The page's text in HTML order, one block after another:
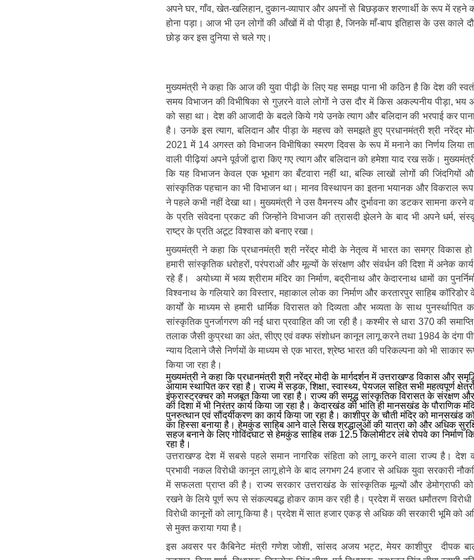
अपने घर, गाँव, खेत-खलिहान, दुकान-व्यापार और अपनों से बिछड़कर शरणार्थी के रूप में रहने
होना पड़ा। आज भी उन लोगों की आँखों में वो पीड़ा है, जिनके माँ-बाप इतिहास के उस काले
छोड़ कर इस दुनिया से चले गए।
मुख्यमंत्री ने कहा कि आज की युवा पीढ़ी के लिए यह समझ पाना भी कठिन है कि देश की
समय विभाजन की विभीषिका से गुज़रने वाले लोगों ने उस दौर में किस अकल्पनीय पीड़ा, भय
को सहा था। देश की आजादी के बदले किये गये उनके त्याग और बलिदान की भरपाई कर
है। उनके इस त्याग, बलिदान और पीड़ा के महत्त्व को समझते हुए प्रधानमंत्री श्री नरेंद्र
2021 में 14 अगस्त को विभाजन विभीषिका स्मरण दिवस के रूप में मनाने का निर्णय लिया
वाली पीढ़ियां अपने पूर्वजों द्वारा किए गए त्याग और बलिदान को हमेशा याद रख सकें।
कि यह विभाजन केवल एक भूभाग का बँटवारा नहीं था, बल्कि लाखों लोगों की जिंदगियों
सांस्कृतिक पहचान का भी विभाजन था। मानव विस्थापन का इतना भयानक और विकराल रूप
ने पहले कभी नहीं देखा था। मुख्यमंत्री ने उस वैमनस्य और दुर्भावना का डटकर सामना करने
के प्रति संवेदना प्रकट की जिन्होंने विभाजन की त्रासदी झेलने के बाद भी अपने धर्म,
राष्ट्र के प्रति अटूट विश्वास को बनाए रखा।
मुख्यमंत्री ने कहा कि प्रधानमंत्री श्री नरेंद्र मोदी के नेतृत्व में भारत का समग्र विकास हो
हमारी सांस्कृतिक धरोहरों, परंपराओं और मूल्यों के संरक्षण और संवर्धन की दिशा में अनेक
रहे हैं। अयोध्या में भव्य श्रीराम मंदिर का निर्माण, बद्रीनाथ और केदारनाथ धामों का
विश्वनाथ के गलियारे का विस्तार, महाकाल लोक का निर्माण और करतारपुर साहिब कॉरिडोर
कार्यों के माध्यम से हमारी धार्मिक विरासत को दिव्यता और भव्यता के साथ पुनर्स्थापित
सांस्कृतिक पुनर्जागरण की नई धारा प्रवाहित की जा रही है। कश्मीर से धारा 370 की
तलाक जैसी कुप्रथा का अंत, सीएए एवं वक्फ संशोधन कानून लागू करने तथा 1984 के दंगा
न्याय दिलाने जैसे निर्णयों के माध्यम से एक भारत, श्रेष्ठ भारत की परिकल्पना को भी साकार
किया जा रहा है।
मुख्यमंत्री ने कहा कि प्रधानमंत्री श्री नरेंद्र मोदी के मार्गदर्शन में उत्तराखण्ड विकास और
आयाम स्थापित कर रहा है। राज्य में सड़क, शिक्षा, स्वास्थ्य, पेयजल सहित सभी महत्वपूर्ण
इंफ्रास्ट्रक्चर को मजबूत किया जा रहा है। राज्य की समृद्ध सांस्कृतिक विरासत के संरक्षण
की दिशा में भी निरंतर कार्य किया जा रहा है। केदारखंड की भांति ही मानसखंड के पौराणिक
पुनरुत्थान एवं सौंदर्यीकरण का कार्य किया जा रहा है। काशीपुर के चौती मंदिर को मानसखंड
का हिस्सा बनाया है। हेमकुंड साहिब आने वाले सिख श्रद्धालुओं की यात्रा को और अधिक
सहज बनाने के लिए गोविंदघाट से हेमकुंड साहिब तक 12.5 किलोमीटर लंबे रोपवे का निर्माण
रहा है।
उत्तराखण्ड देश में सबसे पहले समान नागरिक संहिता को लागू करने वाला राज्य है। देश
प्रभावी नकल विरोधी कानून लागू होने के बाद लगभग 24 हजार से अधिक युवा सरकारी
में सफलता प्राप्त की है। राज्य सरकार उत्तराखंड के सांस्कृतिक मूल्यों और डेमोग्राफी को
रखने के लिये पूर्ण रूप से संकल्पबद्ध होकर काम कर रही है। प्रदेश में सख्त धर्मांतरण
विरोधी कानूनों को लागू किया है। प्रदेश में सात हजार एकड़ से अधिक की सरकारी भूमि को
से मुक्त कराया गया है।
इस अवसर पर कैबिनेट मंत्री गणेश जोशी, सांसद अजय भट्ट, मेयर काशीपुर दीपक